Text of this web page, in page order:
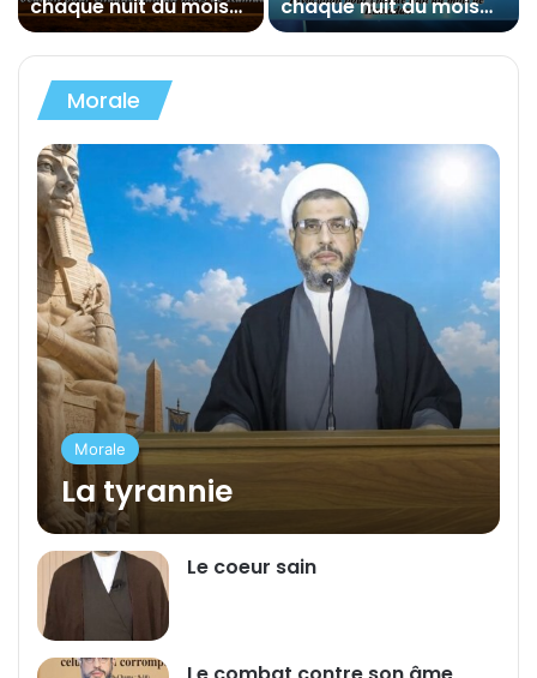
chaque nuit du mois
de Ramadan (01)
chaque nuit du mois
de Ramadan (03)
Morale
Morale
La tyrannie
Le coeur sain